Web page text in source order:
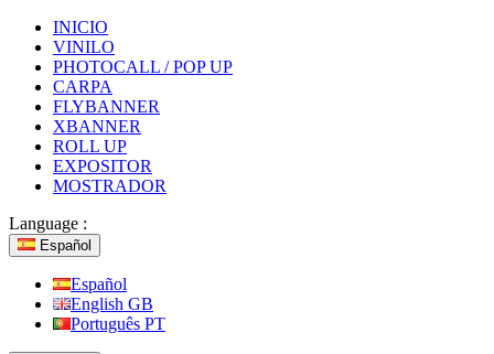
INICIO
VINILO
PHOTOCALL / POP UP
CARPA
FLYBANNER
XBANNER
ROLL UP
EXPOSITOR
MOSTRADOR
Language :
Español
Español
English GB
Português PT